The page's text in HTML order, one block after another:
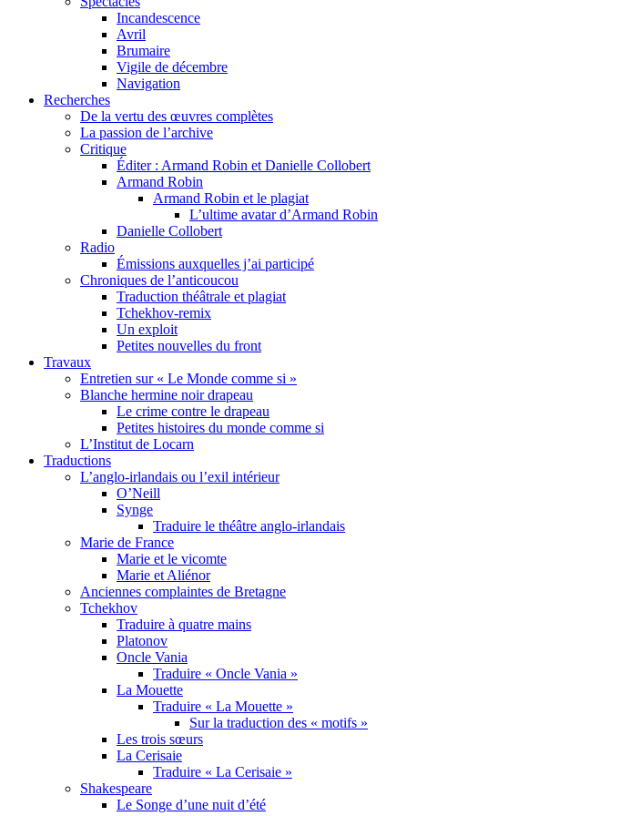
Incandescence
Avril
Brumaire
Vigile de décembre
Navigation
Recherches
De la vertu des œuvres complètes
La passion de l’archive
Critique
Éditer : Armand Robin et Danielle Collobert
Armand Robin
Armand Robin et le plagiat
L’ultime avatar d’Armand Robin
Danielle Collobert
Radio
Émissions auxquelles j’ai participé
Chroniques de l’anticoucou
Traduction théâtrale et plagiat
Tchekhov-remix
Un exploit
Petites nouvelles du front
Travaux
Entretien sur « Le Monde comme si »
Blanche hermine noir drapeau
Le crime contre le drapeau
Petites histoires du monde comme si
L’Institut de Locarn
Traductions
L’anglo-irlandais ou l’exil intérieur
O’Neill
Synge
Traduire le théâtre anglo-irlandais
Marie de France
Marie et le vicomte
Marie et Aliénor
Anciennes complaintes de Bretagne
Tchekhov
Traduire à quatre mains
Platonov
Oncle Vania
Traduire « Oncle Vania »
La Mouette
Traduire « La Mouette »
Sur la traduction des « motifs »
Les trois sœurs
La Cerisaie
Traduire « La Cerisaie »
Shakespeare
Le Songe d’une nuit d’été